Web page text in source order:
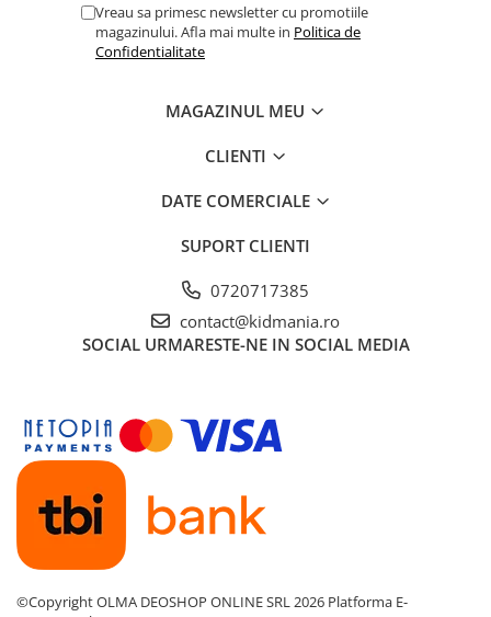
Vreau sa primesc newsletter cu promotiile
magazinului. Afla mai multe in Politica de
Confidentialitate
MAGAZINUL MEU
CLIENTI
DATE COMERCIALE
SUPORT CLIENTI
0720717385
contact@kidmania.ro
SOCIAL URMARESTE-NE IN SOCIAL MEDIA
©Copyright OLMA DEOSHOP ONLINE SRL 2026 Platforma E-